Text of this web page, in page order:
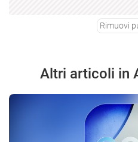
Rimuovi
Altri articoli in